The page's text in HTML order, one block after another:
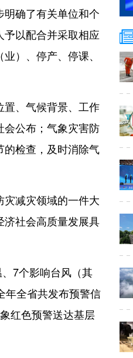
确了有关单位和个
以配合并采取相应
）、停产、停课、
、气候背景、工作
公布；气象灾害防
检查，及时消除气
减灾领域的一件大
社会高质量发展具
7个影响台风（其
年全省共发布预警信
红色预警送达基层